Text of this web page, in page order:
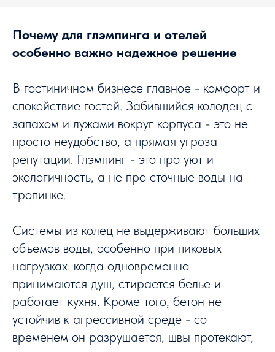
Почему для глэмпинга и отелей
особенно важно надежное решение
В гостиничном бизнесе главное - комфорт и
спокойствие гостей. Забившийся колодец с
запахом и лужами вокруг корпуса - это не
просто неудобство, а прямая угроза
репутации. Глэмпинг - это про уют и
экологичность, а не про сточные воды на
тропинке.
Системы из колец не выдерживают больших
объемов воды, особенно при пиковых
нагрузках: когда одновременно
принимаются душ, стирается белье и
работает кухня. Кроме того, бетон не
устойчив к агрессивной среде - со
временем он разрушается, швы протекают,